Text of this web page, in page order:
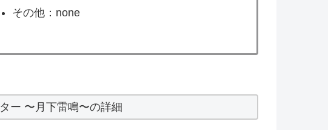
その他：none
ー 〜月下雷鳴〜の詳細